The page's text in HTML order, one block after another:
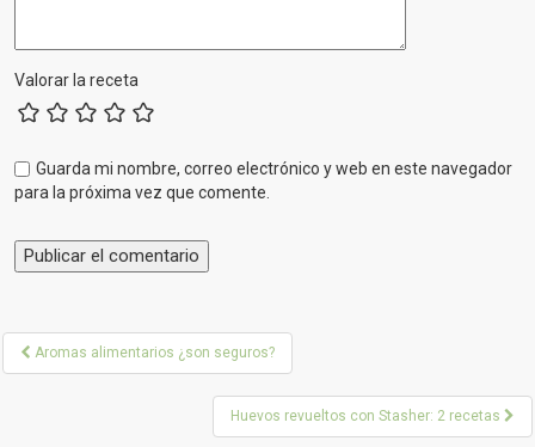
Valorar la receta
Guarda mi nombre, correo electrónico y web en este navegador
para la próxima vez que comente.
P
Aromas alimentarios ¿son seguros?
Huevos revueltos con Stasher: 2 recetas